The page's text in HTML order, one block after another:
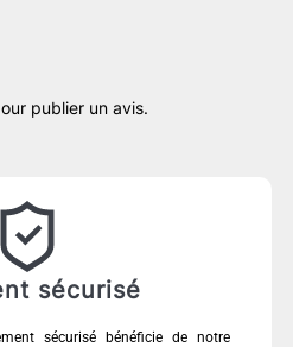
publier un avis.
sécurisé
sécurisé bénéficie de notre